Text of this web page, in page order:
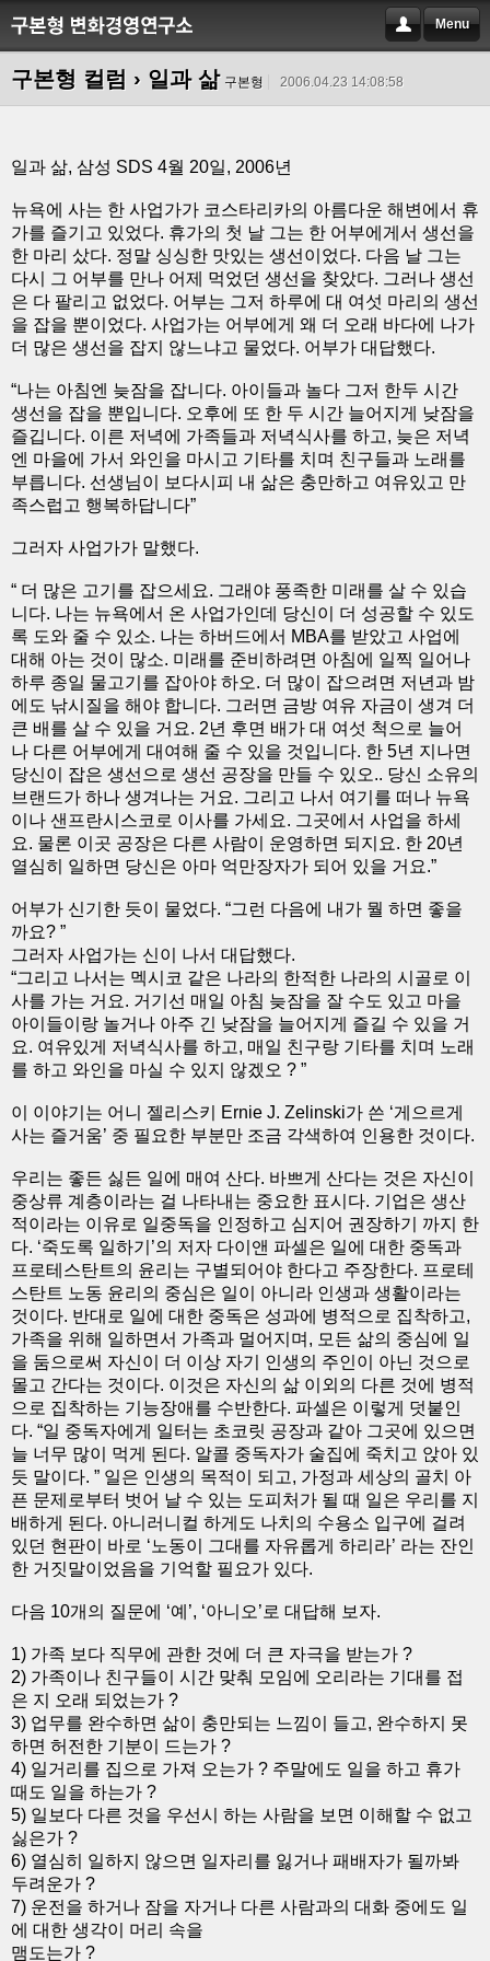
Menu
구본형 컬럼 › 일과 삶 구본형 2006.04.23 14:08:58
일과 삶, 삼성 SDS 4월 20일, 2006년
뉴욕에 사는 한 사업가가 코스타리카의 아름다운 해변에서 휴
가를 즐기고 있었다. 휴가의 첫 날 그는 한 어부에게서 생선을
한 마리 샀다. 정말 싱싱한 맛있는 생선이었다. 다음 날 그는
다시 그 어부를 만나 어제 먹었던 생선을 찾았다. 그러나 생선
은 다 팔리고 없었다. 어부는 그저 하루에 대 여섯 마리의 생선
을 잡을 뿐이었다. 사업가는 어부에게 왜 더 오래 바다에 나가
더 많은 생선을 잡지 않느냐고 물었다. 어부가 대답했다.
“나는 아침엔 늦잠을 잡니다. 아이들과 놀다 그저 한두 시간
생선을 잡을 뿐입니다. 오후에 또 한 두 시간 늘어지게 낮잠을
즐깁니다. 이른 저녁에 가족들과 저녁식사를 하고, 늦은 저녁
엔 마을에 가서 와인을 마시고 기타를 치며 친구들과 노래를
부릅니다. 선생님이 보다시피 내 삶은 충만하고 여유있고 만
족스럽고 행복하답니다”
그러자 사업가가 말했다.
“ 더 많은 고기를 잡으세요. 그래야 풍족한 미래를 살 수 있습
니다. 나는 뉴욕에서 온 사업가인데 당신이 더 성공할 수 있도
록 도와 줄 수 있소. 나는 하버드에서 MBA를 받았고 사업에
대해 아는 것이 많소. 미래를 준비하려면 아침에 일찍 일어나
하루 종일 물고기를 잡아야 하오. 더 많이 잡으려면 저년과 밤
에도 낚시질을 해야 합니다. 그러면 금방 여유 자금이 생겨 더
큰 배를 살 수 있을 거요. 2년 후면 배가 대 여섯 척으로 늘어
나 다른 어부에게 대여해 줄 수 있을 것입니다. 한 5년 지나면
당신이 잡은 생선으로 생선 공장을 만들 수 있오.. 당신 소유의
브랜드가 하나 생겨나는 거요. 그리고 나서 여기를 떠나 뉴욕
이나 샌프란시스코로 이사를 가세요. 그곳에서 사업을 하세
요. 물론 이곳 공장은 다른 사람이 운영하면 되지요. 한 20년
열심히 일하면 당신은 아마 억만장자가 되어 있을 거요.”
어부가 신기한 듯이 물었다. “그런 다음에 내가 뭘 하면 좋을
까요? ”
그러자 사업가는 신이 나서 대답했다.
“그리고 나서는 멕시코 같은 나라의 한적한 나라의 시골로 이
사를 가는 거요. 거기선 매일 아침 늦잠을 잘 수도 있고 마을
아이들이랑 놀거나 아주 긴 낮잠을 늘어지게 즐길 수 있을 거
요. 여유있게 저녁식사를 하고, 매일 친구랑 기타를 치며 노래
를 하고 와인을 마실 수 있지 않겠오 ? ”
이 이야기는 어니 젤리스키 Ernie J. Zelinski가 쓴 ‘게으르게
사는 즐거움’ 중 필요한 부분만 조금 각색하여 인용한 것이다.
우리는 좋든 싫든 일에 매여 산다. 바쁘게 산다는 것은 자신이
중상류 계층이라는 걸 나타내는 중요한 표시다. 기업은 생산
적이라는 이유로 일중독을 인정하고 심지어 권장하기 까지 한
다. ‘죽도록 일하기’의 저자 다이앤 파셀은 일에 대한 중독과
프로테스탄트의 윤리는 구별되어야 한다고 주장한다. 프로테
스탄트 노동 윤리의 중심은 일이 아니라 인생과 생활이라는
것이다. 반대로 일에 대한 중독은 성과에 병적으로 집착하고,
가족을 위해 일하면서 가족과 멀어지며, 모든 삶의 중심에 일
을 둠으로써 자신이 더 이상 자기 인생의 주인이 아닌 것으로
몰고 간다는 것이다. 이것은 자신의 삶 이외의 다른 것에 병적
으로 집착하는 기능장애를 수반한다. 파셀은 이렇게 덧붙인
다. “일 중독자에게 일터는 초코릿 공장과 같아 그곳에 있으면
늘 너무 많이 먹게 된다. 알콜 중독자가 술집에 죽치고 앉아 있
듯 말이다. ” 일은 인생의 목적이 되고, 가정과 세상의 골치 아
픈 문제로부터 벗어 날 수 있는 도피처가 될 때 일은 우리를 지
배하게 된다. 아니러니컬 하게도 나치의 수용소 입구에 걸려
있던 현판이 바로 ‘노동이 그대를 자유롭게 하리라’ 라는 잔인
한 거짓말이었음을 기억할 필요가 있다.
다음 10개의 질문에 ‘예’, ‘아니오’로 대답해 보자.
1) 가족 보다 직무에 관한 것에 더 큰 자극을 받는가 ?
2) 가족이나 친구들이 시간 맞춰 모임에 오리라는 기대를 접
은 지 오래 되었는가 ?
3) 업무를 완수하면 삶이 충만되는 느낌이 들고, 완수하지 못
하면 허전한 기분이 드는가 ?
4) 일거리를 집으로 가져 오는가 ? 주말에도 일을 하고 휴가
때도 일을 하는가 ?
5) 일보다 다른 것을 우선시 하는 사람을 보면 이해할 수 없고
싫은가 ?
6) 열심히 일하지 않으면 일자리를 잃거나 패배자가 될까봐
두려운가 ?
7) 운전을 하거나 잠을 자거나 다른 사람과의 대화 중에도 일
에 대한 생각이 머리 속을
맴도는가 ?